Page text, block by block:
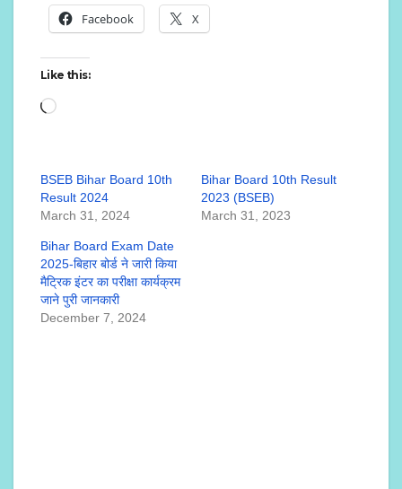
Facebook X
Like this:
Loading…
BSEB Bihar Board 10th
Result 2024
March 31, 2024
Bihar Board 10th Result
2023 (BSEB)
March 31, 2023
Bihar Board Exam Date
2025-बिहार बोर्ड ने जारी किया
मैट्रिक इंटर का परीक्षा कार्यक्रम
जाने पुरी जानकारी
December 7, 2024